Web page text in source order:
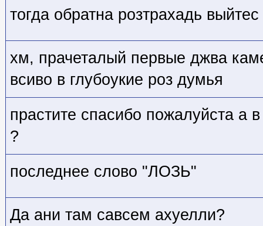
тогда обратна розтрахадь
хм, прачеталый первые джва
всиво в глубоукие роз думья
прастите спасибо пожалуйста а
?
последнее слово "ЛОЗЬ"
Да ани там савсем ахуелли?